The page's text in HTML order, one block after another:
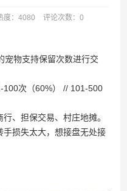
度：4080 评论次数：0
物支持保留次数进行交
次（60%） // 101-500
、担保交易、村庄地摊。
损失太大，想接盘无处接